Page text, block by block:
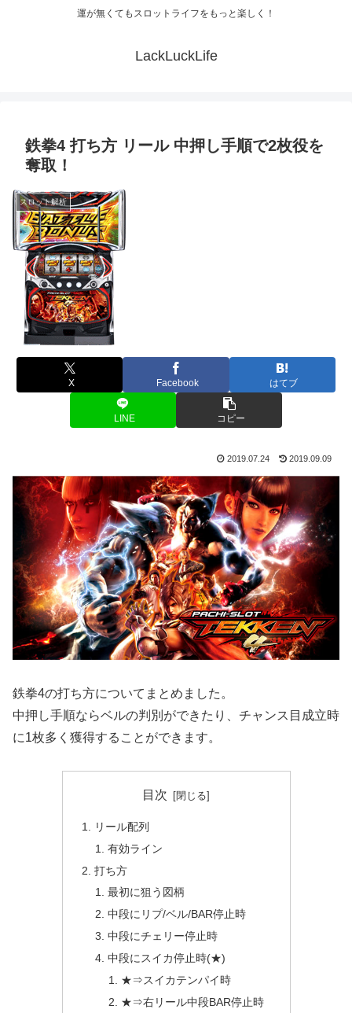
運が無くてもスロットライフをもっと楽しく！
LackLuckLife
鉄拳4 打ち方 リール 中押し手順で2枚役を
奪取！
スロット解析
X Facebook はてブ
LINE コピー
2019.07.24 2019.09.09
鉄拳4の打ち方についてまとめました。
中押し手順ならベルの判別ができたり、チャンス目成立時
に1枚多く獲得することができます。
目次
リール配列
有効ライン
打ち方
最初に狙う図柄
中段にリプ/ベル/BAR停止時
中段にチェリー停止時
中段にスイカ停止時(★)
★⇒スイカテンパイ時
★⇒右リール中段BAR停止時